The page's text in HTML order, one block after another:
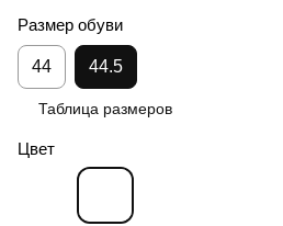
Размер обуви
44 44.5
Таблица размеров
Цвет